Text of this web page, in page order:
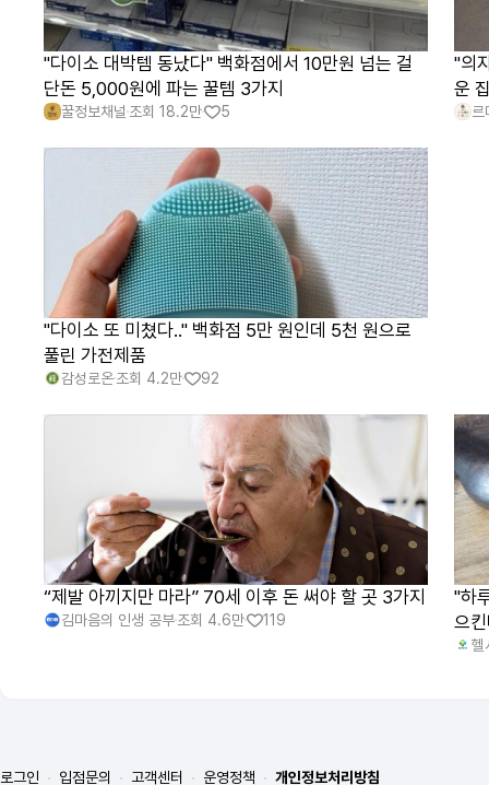
"다이소 대박템 동났다" 백화점에서 10만원 넘는 걸
단돈 5,000원에 파는 꿀템 3가지
꿀정보채널 조회 18.2만 5
"의
운
"다이소 또 미쳤다.." 백화점 5만 원인데 5천 원으로
풀린 가전제품
감성로온조회 4.2만 92
“제발 아끼지만 마라” 70세 이후 돈 써야 할 곳 3가지
김마음의 인생 공부조회 4.6만 119
"하
으
헬
로그인 입점문의 고객센터 운영정책
개인정보처리방침